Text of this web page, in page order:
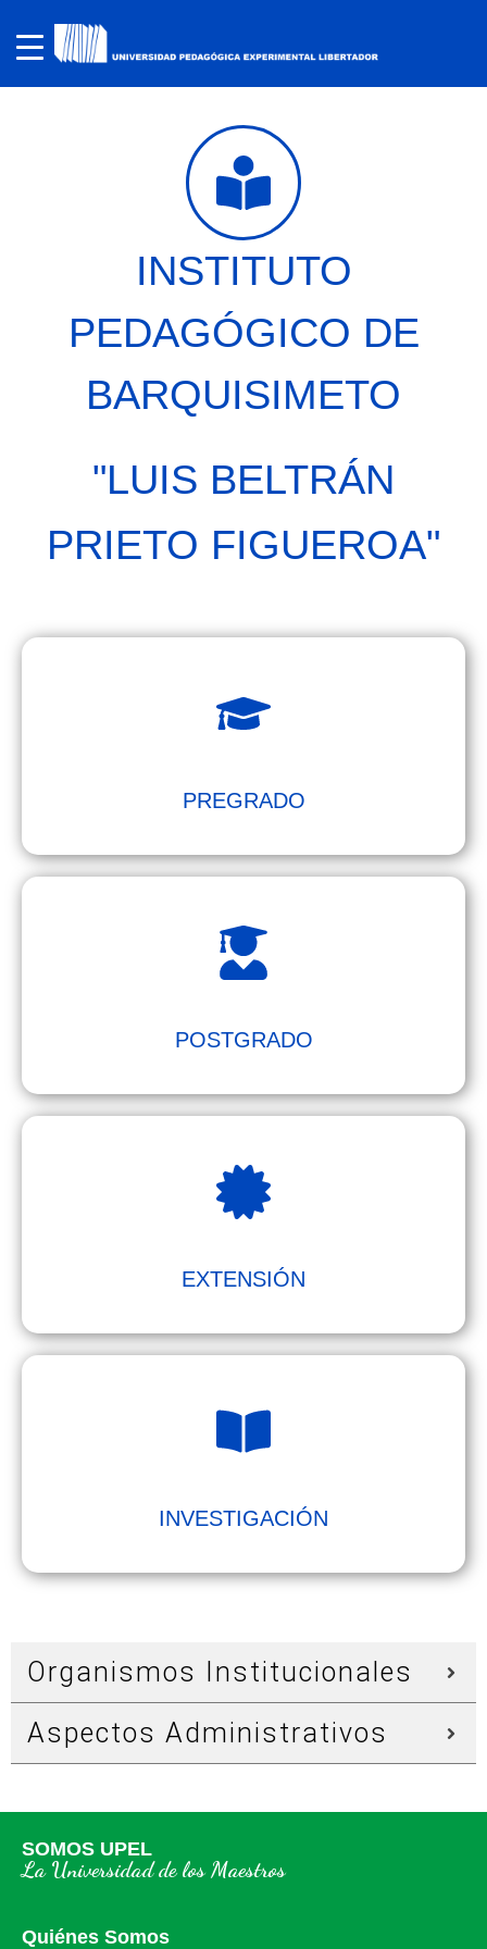
INSTITUTO
PEDAGÓGICO DE
BARQUISIMETO
"LUIS BELTRÁN
PRIETO FIGUEROA"
PREGRADO
POSTGRADO
EXTENSIÓN
INVESTIGACIÓN
Organismos Institucionales
Aspectos Administrativos
SOMOS UPEL
La Universidad de los Maestros
Quiénes Somos